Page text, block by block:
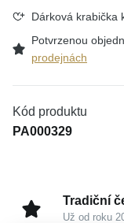
Dárková krabička
Potvrzenou
prodejnách
Kód produktu
PA000329
Tradiční
Už od roku